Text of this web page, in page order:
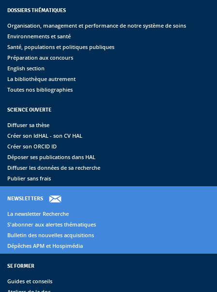
DOSSIERS THÉMATIQUES
Organisation, management et performance de notre système de soins
Environnements et santé
Santé, populations et politiques publiques
Préparation aux concours
English section
La bibliothèque autrement
Toutes nos bibliographies
SCIENCE OUVERTE
Diffuser sa thèse
Créer son IdHAL - son CV HAL
Créer son ORCID ID
Déposer ses publications dans HAL
Diffuser les données de sa recherche
Publier sans frais
NEWSLETTERS
La newsletter Recherche
S'abonner aux alertes thématiques
Bulletin des nouvelles acquisitions
Dépêches APM et Hospimédia
SE FORMER
Guides et conseils